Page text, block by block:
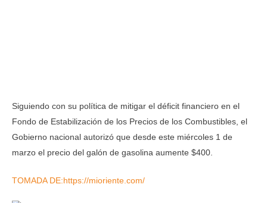
Siguiendo con su política de mitigar el déficit financiero en el
Fondo de Estabilización de los Precios de los Combustibles, el
Gobierno nacional autorizó que desde este miércoles 1 de
marzo el precio del galón de gasolina aumente $400.
TOMADA DE:https://mioriente.com/